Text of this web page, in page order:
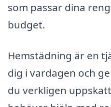
som passar dina
budget.
Hemstädning är en
dig i vardagen och
du verkligen